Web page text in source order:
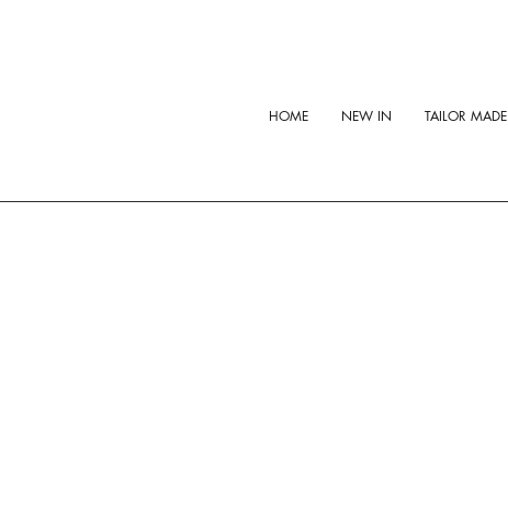
HOME NEW IN TAILOR MADE